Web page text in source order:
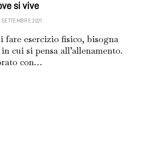
si vive
SETTEMBRE 2021
fare esercizio fisico, bisogna
cui si pensa all’allenamento.
con…